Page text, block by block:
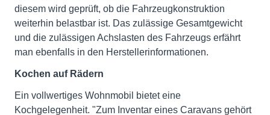
diesem wird geprüft, ob die Fahrzeugkonstruktion
weiterhin belastbar ist. Das zulässige Gesamtgewicht
und die zulässigen Achslasten des Fahrzeugs erfährt
man ebenfalls in den Herstellerinformationen.
Kochen auf Rädern
Ein vollwertiges Wohnmobil bietet eine
Kochgelegenheit. "Zum Inventar eines Caravans gehört